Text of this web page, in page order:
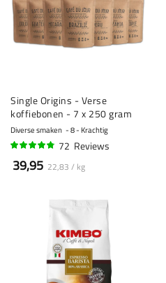
Single Origins - Verse
koffiebonen - 7 x 250 gram
Diverse smaken 8 - Krachtig
72 Reviews
39,95 22,83 / kg